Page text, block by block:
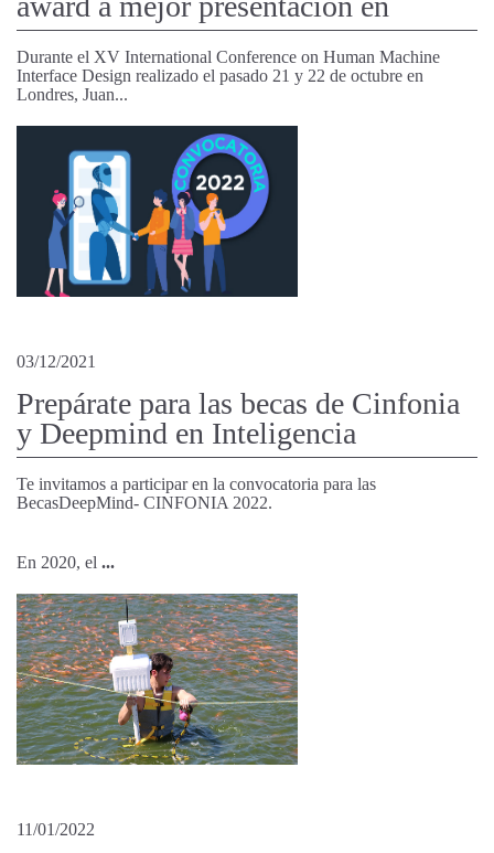
Durante el XV International Conference on Human Machine
Interface Design realizado el pasado 21 y 22 de octubre en
Londres, Juan...
03/12/2021
Prepárate para las becas de Cinfonia
y Deepmind en Inteligencia
Te invitamos a participar en la convocatoria para las
BecasDeepMind- CINFONIA 2022.
En 2020, el ...
11/01/2022